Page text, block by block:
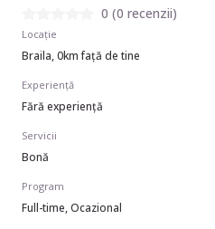
0 (0 recenzii)
Locație
Braila, 0km față de tine
Experiență
Fără experiență
Servicii
Bonă
Program
Full-time, Ocazional